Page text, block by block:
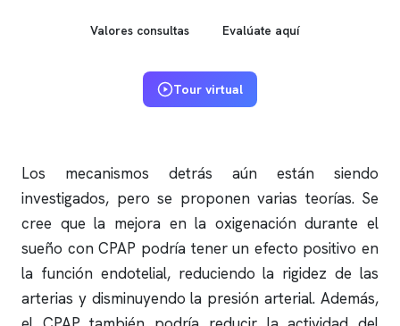
Valores consultas Evalúate aquí
Tour virtual
Los mecanismos detrás aún están siendo
investigados, pero se proponen varias teorías. Se
cree que la mejora en la oxigenación durante el
sueño con CPAP podría tener un efecto positivo en
la función endotelial, reduciendo la rigidez de las
arterias y disminuyendo la presión arterial. Además,